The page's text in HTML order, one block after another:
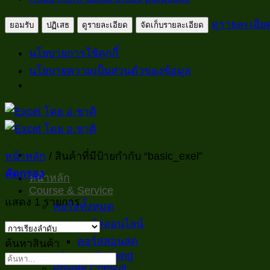
ยอมรับ ปฏิเสธ ดูรายละเอียด จัดเก็บรายละเอียด ดูรายละเอีย
นโยบายการใช้คุกกี้
นโยบายความเป็นส่วนตัวของข้อมูล
ข้าม
ไป
เนื้อหา
หน้าหลัก
Course & Service
คอร์สทั้งหมด
คอร์สออนไลน์
คอร์สสอนสด
Inhouse Training
หน้าหลัก / สินค้าที่มีป้ายกำกับ “basic_exel”
คัดกรอง
แสดง 1 รายการ
ค้นหาสินค้า
ค้นหา: